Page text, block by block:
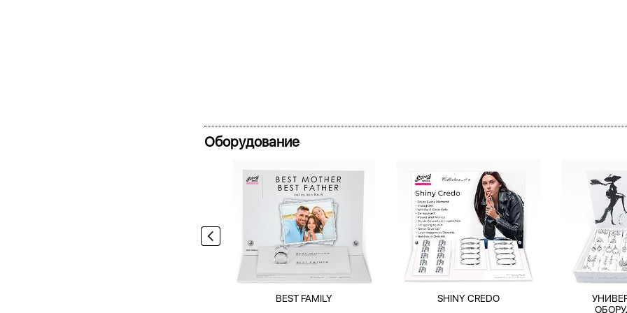
Оборудование
BEST FAMILY SHINY CREDO